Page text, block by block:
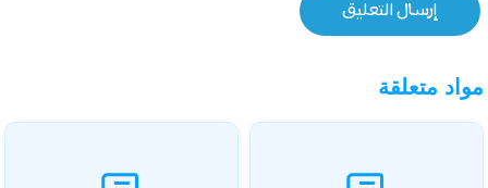
مواد متعلقة